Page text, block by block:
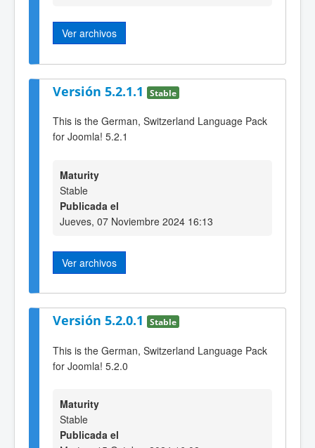
Ver archivos
Versión 5.2.1.1 Stable
This is the German, Switzerland Language Pack
for Joomla! 5.2.1
Maturity
Stable
Publicada el
Jueves, 07 Noviembre 2024 16:13
Ver archivos
Versión 5.2.0.1 Stable
This is the German, Switzerland Language Pack
for Joomla! 5.2.0
Maturity
Stable
Publicada el